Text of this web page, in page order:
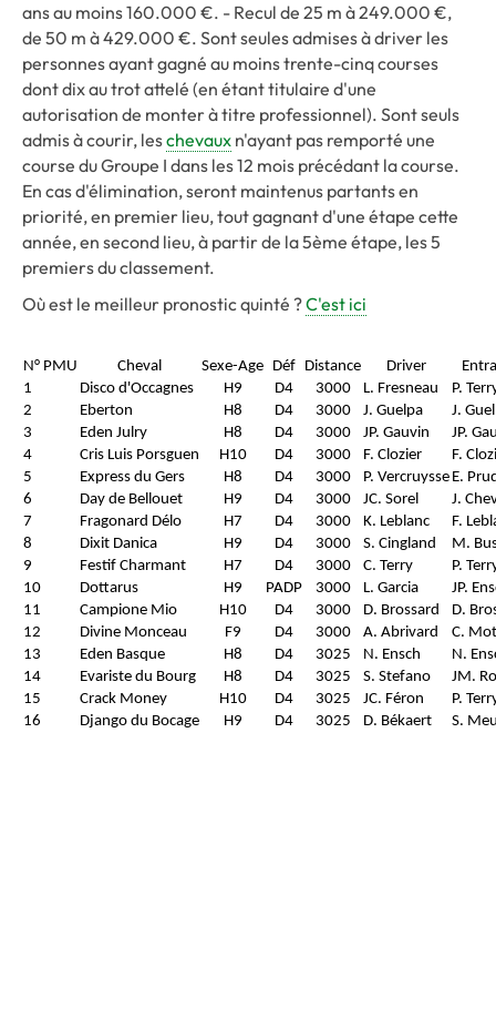
ans au moins 160.000 €. - Recul de 25 m à 249.000 €,
de 50 m à 429.000 €. Sont seules admises à driver les
personnes ayant gagné au moins trente-cinq courses
dont dix au trot attelé (en étant titulaire d'une
autorisation de monter à titre professionnel). Sont seuls
admis à courir, leschevaux n'ayant pas remporté une
course du Groupe I dans les 12 mois précédant la course.
En cas d'élimination, seront maintenus partants en
priorité, en premier lieu, tout gagnant d'une étape cette
année, en second lieu, à partir de la 5ème étape, les 5
premiers du classement.
Où est le meilleur pronostic quinté ?C'est ici
N° PMU Cheval Sexe-Age Déf Distance Driver
1
Disco d'Occagnes H9 D4 3000 L. Fresneau
P.
2
Eberton H8 D4 3000 J. Guelpa
J.
3
Eden Julry H8 D4 3000 JP. Gauvin
JP.
4
Cris Luis Porsguen H10 D4 3000 F. Clozier
F.
5
Express du Gers H8 D4 3000 P. Vercruysse E.
6
Day de Bellouet H9 D4 3000 JC. Sorel
J.
7
Fragonard Délo H7 D4 3000 K. Leblanc
F.
8
Dixit Danica H9 D4 3000 S. Cingland
M.
9
Festif Charmant H7 D4 3000 C. Terry
P.
10
Dottarus H9 PADP 3000 L. Garcia
JP.
11
Campione Mio H10 D4 3000 D. Brossard
D.
12
Divine Monceau F9 D4 3000 A. Abrivard
C.
13
Eden Basque H8 D4 3025 N. Ensch
N.
14
Evariste du Bourg H8 D4 3025 S. Stefano
JM.
15
Crack Money H10 D4 3025 JC. Féron
P.
16
Django du Bocage H9 D4 3025 D. Békaert S.